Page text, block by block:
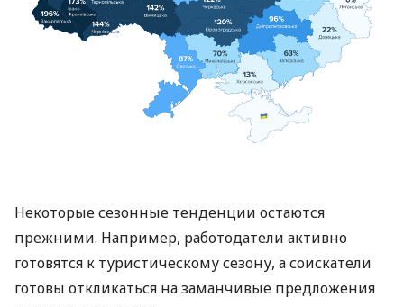
Некоторые сезонные тенденции остаются
прежними. Например, работодатели активно
готовятся к туристическому сезону, а соискатели
готовы откликаться на заманчивые предложения